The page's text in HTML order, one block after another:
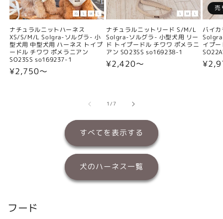
ナチュラルニットハーネス
XS/S/M/L Solgra-ソルグラ- 小
型犬用 中型犬用 ハーネス トイプ
ードル チワワ ポメラニアン
SO23SS so169237-1
通
¥2,750〜
ナチュラルニットリード S/M/L
Solgra-ソルグラ- 小型犬用 リー
ド トイプードル チワワ ポメラニ
アン SO23SS so169238-1
通
¥2,420〜
売
バイ
イプ
通
1/の
7
すべてを表示する
犬のハーネス一覧
フード